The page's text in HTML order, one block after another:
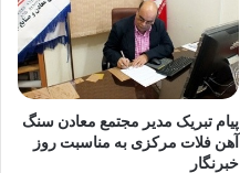
پیام تبریک مدیر مجتمع معادن سنگ
آهن فلات مرکزی به مناسبت روز
خبرنگار